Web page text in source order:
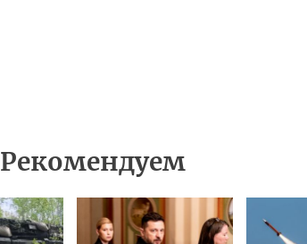
Рекомендуем